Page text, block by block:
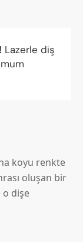
Lazerle diş
koyu renkte
oluşan bir
o dişe